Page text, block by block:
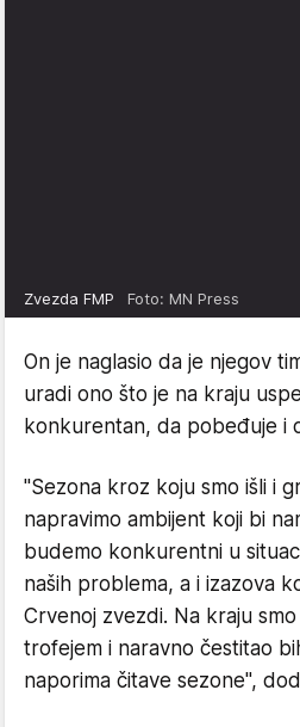
Zvezda FMP Foto: MN Press
On je naglasio da je njegov
uradi ono što je na kraju
konkurentan, da pobeđuje i
"Sezona kroz koju smo išli i
napravimo ambijent koji bi
budemo konkurentni u
naših problema, a i izazova
Crvenoj zvezdi. Na kraju
trofejem i naravno čestitao
naporima čitave sezone",